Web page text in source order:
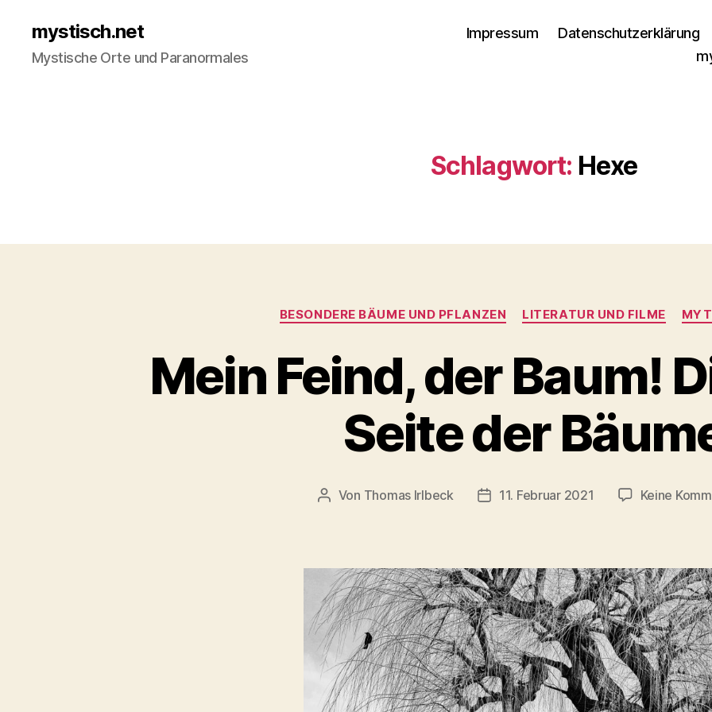
mystisch.net
Mystische Orte und Paranormales
Impressum Datenschutzerklärung
Schlagwort: Hexe
Kategorien
BESONDERE BÄUME UND PFLANZEN LITERATUR UND FILME
Mein Feind, der Baum!
Seite der
Beitragsautor
Von Thomas Irlbeck Veröffentlichungsdatum
11. Februar 2021 Keine